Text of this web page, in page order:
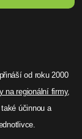
od roku 2000
na regionální firmy,
účinnou a